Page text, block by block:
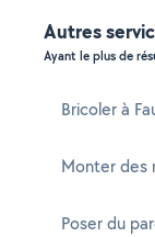
Autres
Ayant le plus de
Bricoler à
Monter des
Poser du